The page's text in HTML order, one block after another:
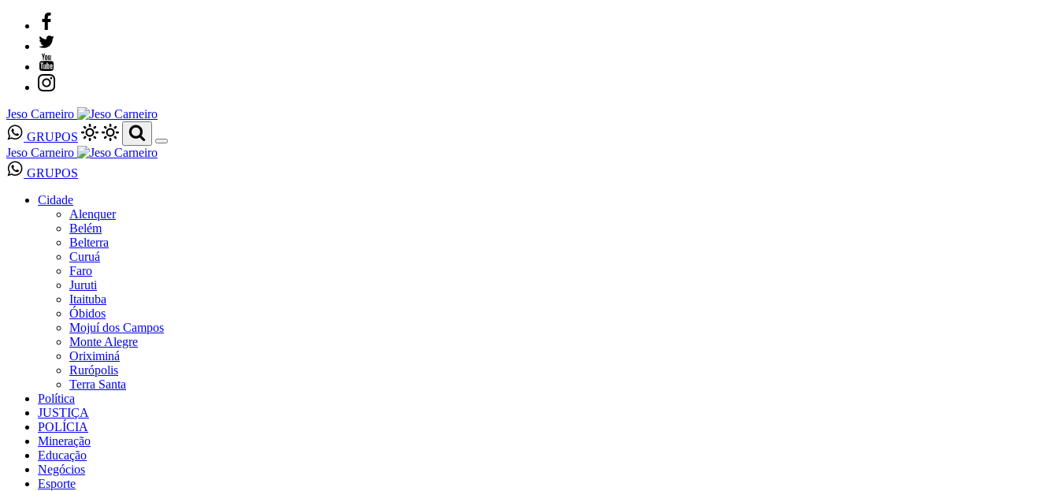
Jeso Carneiro
GRUPOS
Jeso Carneiro
GRUPOS
Cidade
Alenquer
Belém
Belterra
Curuá
Faro
Juruti
Itaituba
Óbidos
Mojuí dos Campos
Monte Alegre
Oriximiná
Rurópolis
Terra Santa
Política
JUSTIÇA
POLÍCIA
Mineração
Educação
Negócios
Esporte